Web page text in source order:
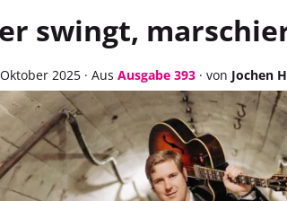
swingt,
2025 · Aus Ausgabe 393 · von Jochen